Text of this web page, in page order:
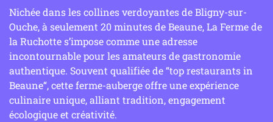
Nichée dans les collines verdoyantes de Bligny-sur-
Ouche, à seulement 20 minutes de Beaune, La Ferme de
la Ruchotte s’impose comme une adresse
incontournable pour les amateurs de gastronomie
authentique. Souvent qualifiée de “top restaurants in
Beaune“, cette ferme-auberge offre une expérience
culinaire unique, alliant tradition, engagement
écologique et créativité.